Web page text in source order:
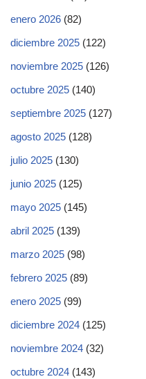
enero 2026 (82)
diciembre 2025 (122)
noviembre 2025 (126)
octubre 2025 (140)
septiembre 2025 (127)
agosto 2025 (128)
julio 2025 (130)
junio 2025 (125)
mayo 2025 (145)
abril 2025 (139)
marzo 2025 (98)
febrero 2025 (89)
enero 2025 (99)
diciembre 2024 (125)
noviembre 2024 (32)
octubre 2024 (143)